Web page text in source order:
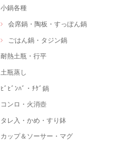
小鍋各種
会席鍋・陶板・すっぽん鍋
ごはん鍋・タジン鍋
耐熱土瓶・行平
土瓶蒸し
ﾋﾞﾋﾞﾝﾊﾞ・ﾁｹﾞ鍋
コンロ・火消壺
タレ入・かめ・すり鉢
カップ＆ソーサー・マグ